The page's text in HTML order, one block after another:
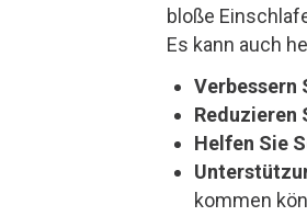
bloße
Es kann auch
Verbessern
Reduzieren
Helfen Sie
kommen